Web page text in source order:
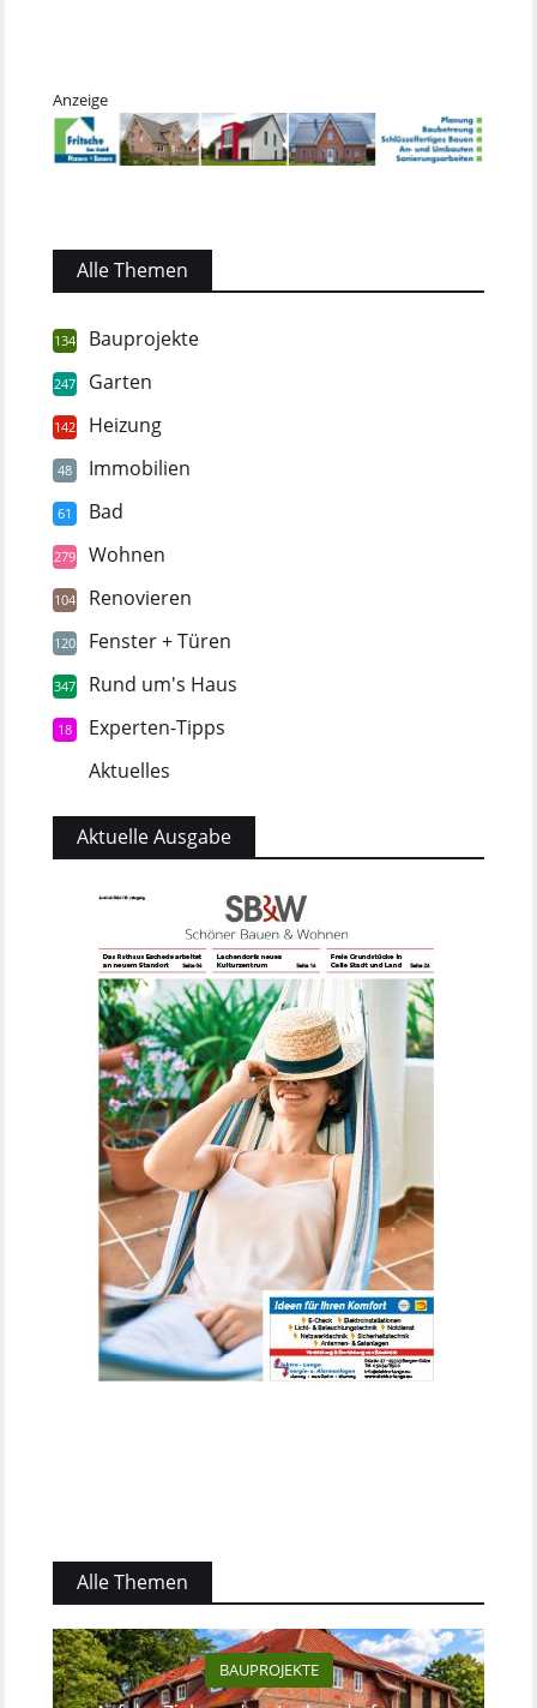
Anzeige
Alle Themen
134 Bauprojekte
247 Garten
142 Heizung
48 Immobilien
61 Bad
279 Wohnen
104 Renovieren
120 Fenster + Türen
347 Rund um's Haus
18 Experten-Tipps
Aktuelles
Aktuelle Ausgabe
Alle Themen
BAUPROJEKTE